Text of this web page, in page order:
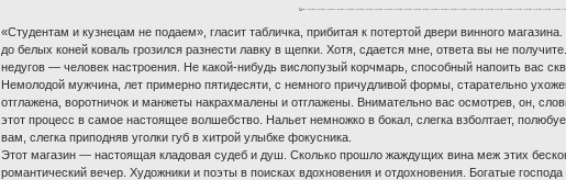
«Студентам и кузнецам не подаем», гласит табличка, прибитая к потертой двери винного
до белых коней коваль грозился разнести лавку в щепки. Хотя, сдается мне, ответа вы не
недугов — человек настроения. Не какой-нибудь вислопузый корчмарь, способный напоить вас
Немолодой мужчина, лет примерно пятидесяти, с немного причудливой формы, старательно
отглажена, воротничок и манжеты накрахмалены и отглажены. Внимательно вас осмотрев, он,
этот процесс в самое настоящее волшебство. Нальет немножко в бокал, слегка взболтает,
вам, слегка приподняв уголки губ в хитрой улыбке фокусника.
Этот магазин — настоящая кладовая судеб и душ. Сколько прошло жаждущих вина меж этих
романтический вечер. Художники и поэты в поисках вдохновения и отдохновения. Богатые